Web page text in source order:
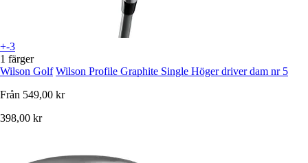
+-3
1 färger
Wilson Golf Wilson Profile Graphite Single Höger driver dam nr 5
Från 549,00 kr
398,00 kr